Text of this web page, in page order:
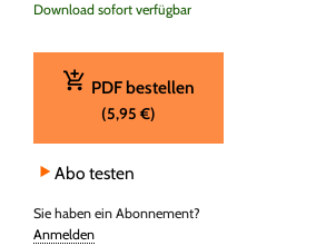
Download sofort verfügbar
PDF bestellen
(5,95 €)
Abo testen
Sie haben ein Abonnement?
Anmelden